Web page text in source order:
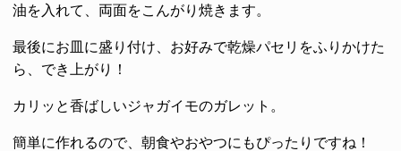
油を入れて、両面をこんがり焼きます。
最後にお皿に盛り付け、お好みで乾燥パセリをふりかけた
ら、でき上がり！
カリッと香ばしいジャガイモのガレット。
簡単に作れるので、朝食やおやつにもぴったりですね！